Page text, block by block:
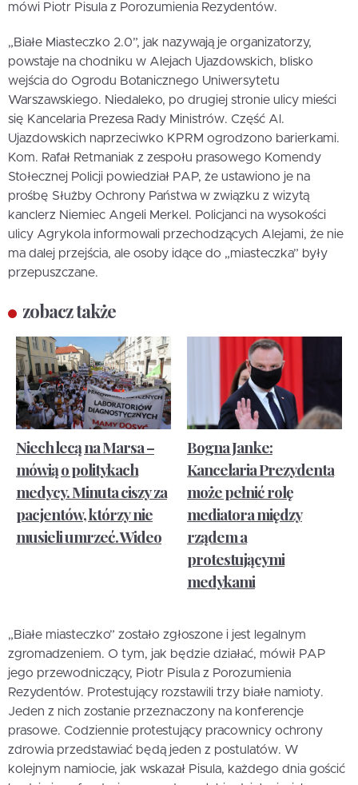
mówi Piotr Pisula z Porozumienia Rezydentów.
„Białe Miasteczko 2.0”, jak nazywają je organizatorzy,
powstaje na chodniku w Alejach Ujazdowskich, blisko
wejścia do Ogrodu Botanicznego Uniwersytetu
Warszawskiego. Niedaleko, po drugiej stronie ulicy mieści
się Kancelaria Prezesa Rady Ministrów. Część Al.
Ujazdowskich naprzeciwko KPRM ogrodzono barierkami.
Kom. Rafał Retmaniak z zespołu prasowego Komendy
Stołecznej Policji powiedział PAP, że ustawiono je na
prośbę Służby Ochrony Państwa w związku z wizytą
kanclerz Niemiec Angeli Merkel. Policjanci na wysokości
ulicy Agrykola informowali przechodzących Alejami, że nie
ma dalej przejścia, ale osoby idące do „miasteczka” były
przepuszczane.
zobacz także
Niech lecą na Marsa –
mówią o politykach
medycy. Minuta ciszy za
pacjentów, którzy nie
musieli umrzeć. Wideo
Bogna Janke:
Kancelaria Prezydenta
może pełnić rolę
mediatora między
rządem a
protestującymi
medykami
„Białe miasteczko” zostało zgłoszone i jest legalnym
zgromadzeniem. O tym, jak będzie działać, mówił PAP
jego przewodniczący, Piotr Pisula z Porozumienia
Rezydentów. Protestujący rozstawili trzy białe namioty.
Jeden z nich zostanie przeznaczony na konferencje
prasowe. Codziennie protestujący pracownicy ochrony
zdrowia przedstawiać będą jeden z postulatów. W
kolejnym namiocie, jak wskazał Pisula, każdego dnia gościć